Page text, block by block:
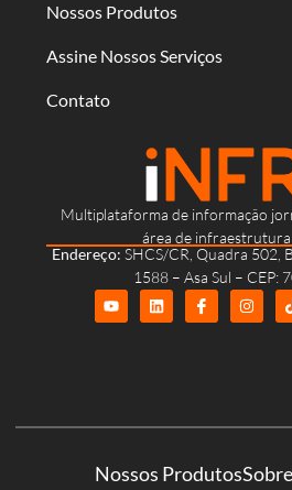
Multiplataforma de informação
área de
Endereço: SHCS/CR, Quadra 502,
1588 – Asa Sul – CEP:
Nossos Produtos
Assine Nossos Serviços
Contato
Nossos Produtos